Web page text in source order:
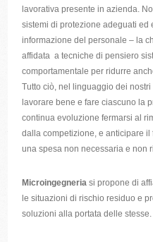
lavorativa presente in azienda.
sistemi di protezione adeguati ed
informazione del personale – la
affidata a tecniche di pensiero
comportamentale per ridurre
Tutto ciò, nel linguaggio dei
lavorare bene e fare ciascuno la
continua evoluzione fermarsi al
dalla competizione, e anticipare
una spesa non necessaria e non
Microingegneria si propone di
le situazioni di rischio residuo e
soluzioni alla portata delle stesse.